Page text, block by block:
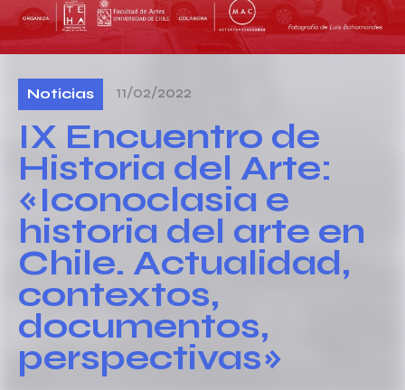
Noticias 11/02/2022
IX Encuentro de
Historia del Arte:
«Iconoclasia e
historia del arte en
Chile. Actualidad,
contextos,
documentos,
perspectivas»